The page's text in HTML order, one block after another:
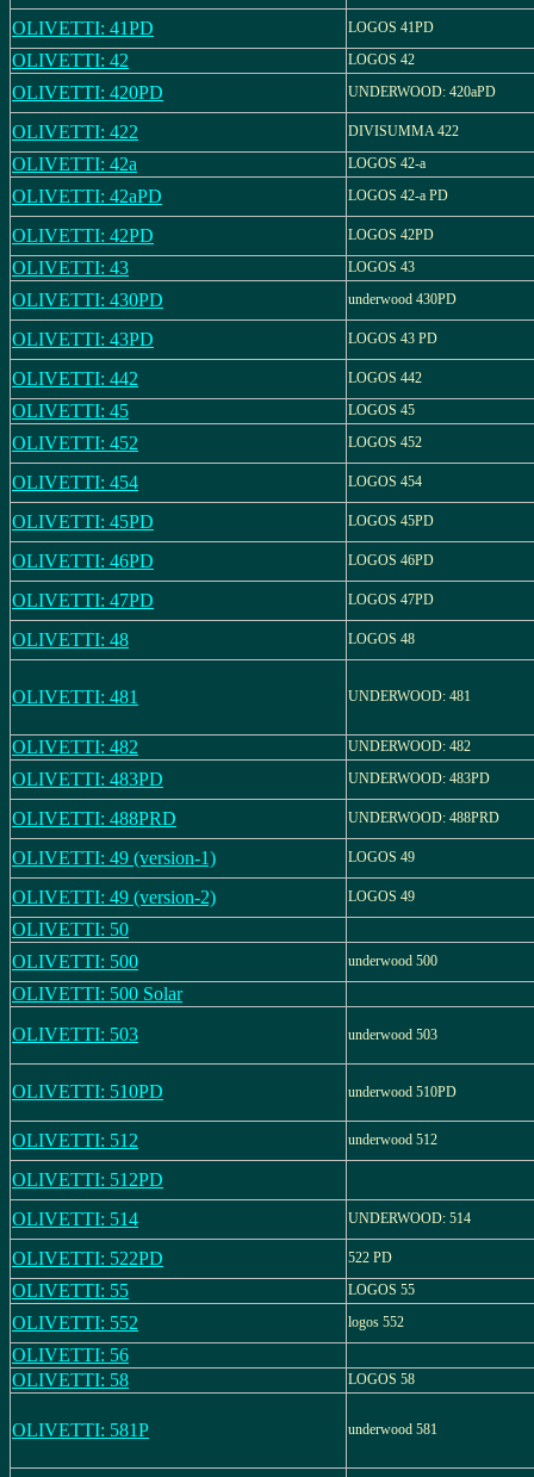
OLIVETTI: 41PD LOGOS 41PD
OLIVETTI: 42 LOGOS 42
OLIVETTI: 420PD UNDERWOOD: 420aPD
OLIVETTI: 422 DIVISUMMA 422
OLIVETTI: 42a LOGOS 42-a
OLIVETTI: 42aPD LOGOS 42-a PD
OLIVETTI: 42PD LOGOS 42PD
OLIVETTI: 43 LOGOS 43
OLIVETTI: 430PD underwood 430PD
OLIVETTI: 43PD LOGOS 43 PD
OLIVETTI: 442 LOGOS 442
OLIVETTI: 45 LOGOS 45
OLIVETTI: 452 LOGOS 452
OLIVETTI: 454 LOGOS 454
OLIVETTI: 45PD LOGOS 45PD
OLIVETTI: 46PD LOGOS 46PD
OLIVETTI: 47PD LOGOS 47PD
OLIVETTI: 48 LOGOS 48
OLIVETTI: 481 UNDERWOOD: 481
OLIVETTI: 482 UNDERWOOD: 482
OLIVETTI: 483PD UNDERWOOD: 483PD
OLIVETTI: 488PRD UNDERWOOD: 488PRD
OLIVETTI: 49 (version-1) LOGOS 49
OLIVETTI: 49 (version-2) LOGOS 49
OLIVETTI: 50
OLIVETTI: 500
underwood 500
OLIVETTI: 500 Solar
OLIVETTI: 503
underwood 503
OLIVETTI: 510PD underwood 510PD
OLIVETTI: 512 underwood 512
OLIVETTI: 512PD
OLIVETTI: 514
UNDERWOOD: 514
OLIVETTI: 522PD 522 PD
OLIVETTI: 55 LOGOS 55
OLIVETTI: 552 logos 552
OLIVETTI: 56
OLIVETTI: 58
LOGOS 58
OLIVETTI: 581P underwood 581